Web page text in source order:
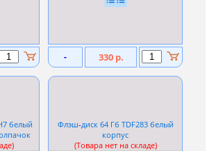
- 330 р.
белый
Флэш-диск 64 Гб TDF283 белый
корпус
(Товара нет на складе)